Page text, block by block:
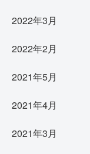
2022年3月
2022年2月
2021年5月
2021年4月
2021年3月